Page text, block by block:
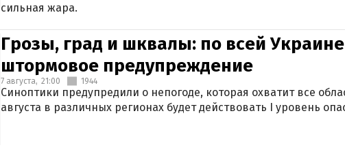
сильная жара.
Грозы, град и шквалы: по всей
штормовое предупреждение
7 августа, 21:00 1944
Синоптики предупредили о непогоде, которая охватит все
августа в различных регионах будет действовать I уровень